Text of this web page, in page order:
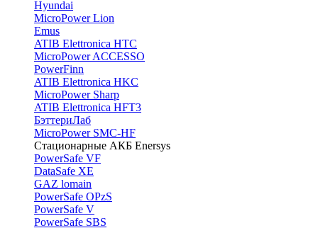
Hyundai
MicroPower Lion
Emus
ATIB Elettronica HTC
MicroPower ACCESSO
PowerFinn
ATIB Elettronica HKC
MicroPower Sharp
ATIB Elettronica HFT3
БэттериЛаб
MicroPower SMC-HF
Стационарные АКБ Enersys
PowerSafe VF
DataSafe XE
GAZ lomain
PowerSafe OPzS
PowerSafe V
PоwerSafe SBS